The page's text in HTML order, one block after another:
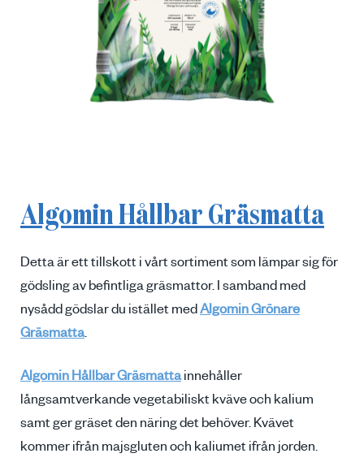
Algomin Hållbar Gräsmatta
Detta är ett tillskott i vårt sortiment som lämpar sig för
gödsling av befintliga gräsmattor. I samband med
nysådd gödslar du istället medAlgomin Grönare
Gräsmatta.
Algomin Hållbar Gräsmattainnehåller
långsamtverkande vegetabiliskt kväve och kalium
samt ger gräset den näring det behöver. Kvävet
kommer ifrån majsgluten och kaliumet ifrån jorden.